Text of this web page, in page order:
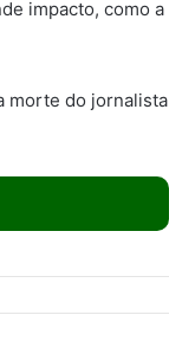
impacto, como a
morte do jornalista